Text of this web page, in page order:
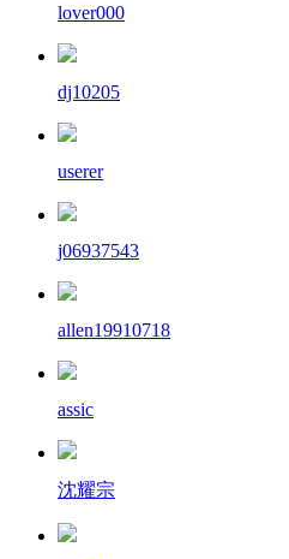
lover000
dj10205
userer
j06937543
allen19910718
assic
沈耀宗